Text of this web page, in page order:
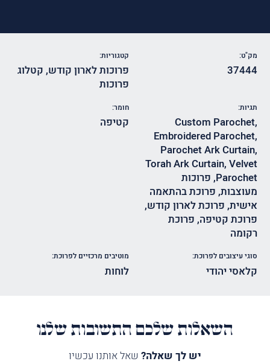
מק"ט:
37444
קטגוריות:
פרוכות לארון קודש, קטלוג
פרוכות
תגיות:
Custom Parochet,
Embroidered Parochet,
Parochet Ark Curtain,
Torah Ark Curtain,Velvet
Parochet
, פרוכות
מעוצבות, פרוכת בהתאמה
אישית, פרוכת לארון קודש,
פרוכת קטיפה, פרוכת
רקומה
חומר:
קטיפה
סוגי עיצובים לפרוכת:
קלאסי יהודי
מוטיבים מרכזיים לפרוכת:
לוחות
השאלות שלכם התשובות שלנו
יש לך שאלה? שאל אותנו עכשיו